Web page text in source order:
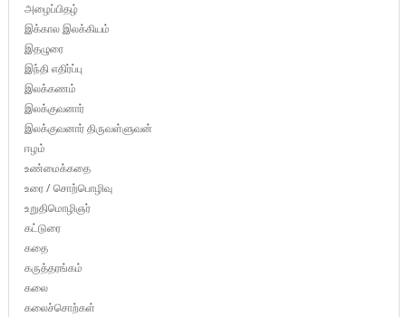
அழைப்பிதழ்
இக்கால இலக்கியம்
இதழுரை
இந்தி எதிர்ப்பு
இலக்கணம்
இலக்குவனார்
இலக்குவனார் திருவள்ளுவன்
ஈழம்
உண்மைக்கதை
உரை / சொற்பொழிவு
உறுதிமொழிஞர்
கட்டுரை
கதை
கருத்தரங்கம்
கலை
கலைச்சொற்கள்